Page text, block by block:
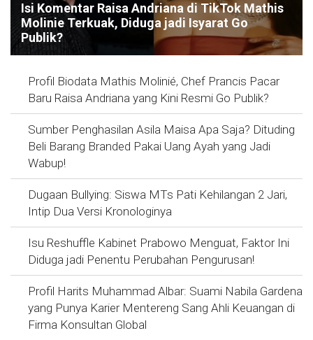
Isi Komentar Raisa Andriana di TikTok Mathis
Molinie Terkuak, Diduga jadi Isyarat Go
Publik?
Profil Biodata Mathis Molinié, Chef Prancis Pacar
Baru Raisa Andriana yang Kini Resmi Go Publik?
Sumber Penghasilan Asila Maisa Apa Saja? Dituding
Beli Barang Branded Pakai Uang Ayah yang Jadi
Wabup!
Dugaan Bullying: Siswa MTs Pati Kehilangan 2 Jari,
Intip Dua Versi Kronologinya
Isu Reshuffle Kabinet Prabowo Menguat, Faktor Ini
Diduga jadi Penentu Perubahan Pengurusan!
Profil Harits Muhammad Albar: Suami Nabila Gardena
yang Punya Karier Mentereng Sang Ahli Keuangan di
Firma Konsultan Global